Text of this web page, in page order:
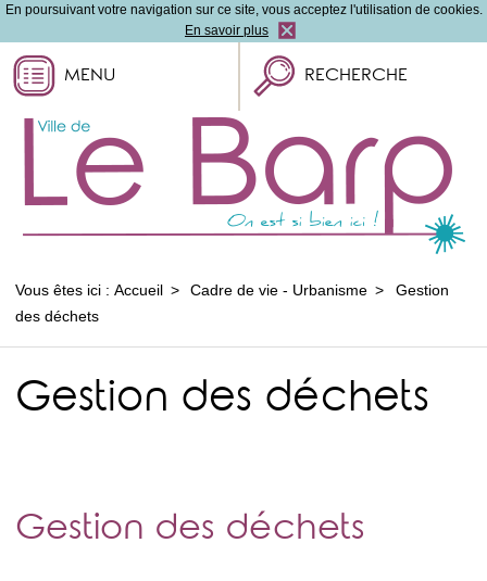
En poursuivant votre navigation sur ce site, vous acceptez l'utilisation de cookies.
En savoir plus
MENU RECHERCHE
Vous êtes ici : Accueil Cadre de vie - Urbanisme
Gestion
des déchets
Gestion des déchets
Gestion des déchets